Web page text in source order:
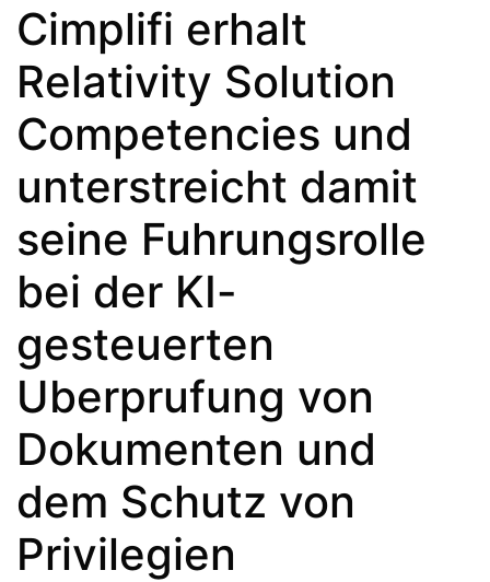
Cimplifi erhalt
Relativity Solution
Competencies und
unterstreicht damit
seine Fuhrungsrolle
bei der KI-
gesteuerten
Uberprufung von
Dokumenten und
dem Schutz von
Privilegien